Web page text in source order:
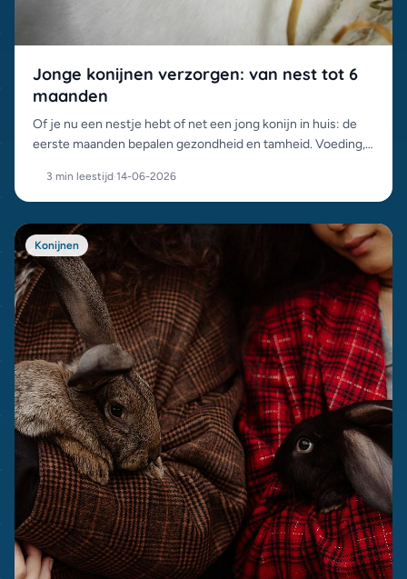
Jonge konijnen verzorgen: van nest tot 6
maanden
Of je nu een nestje hebt of net een jong konijn in huis: de
eerste maanden bepalen gezondheid en tamheid. Voeding,
3 min leestijd·14-06-2026
Konijnen